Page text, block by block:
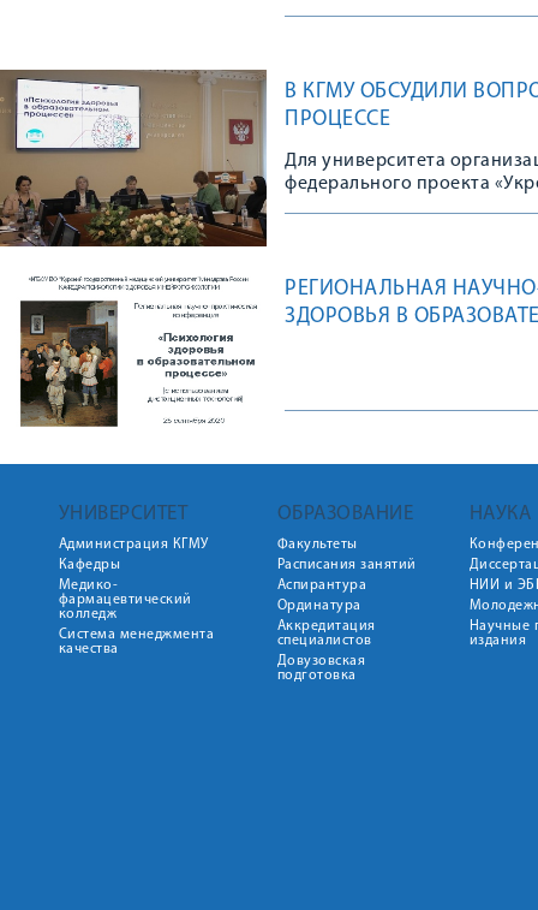
В КГМУ ОБСУДИЛИ
ПРОЦЕССЕ
Для университета
федерального проекта
РЕГИОНАЛЬНАЯ
ЗДОРОВЬЯ В
УНИВЕРСИТЕТ
Администрация КГМУ
Кафедры
Медико-
фармацевтический
колледж
Система менеджмента
качества
ОБРАЗОВАНИЕ
Факультеты
Расписания занятий
Аспирантура
Ординатура
Аккредитация
специалистов
Довузовская
подготовка
НАУКА
НИИ и
Научные
издания